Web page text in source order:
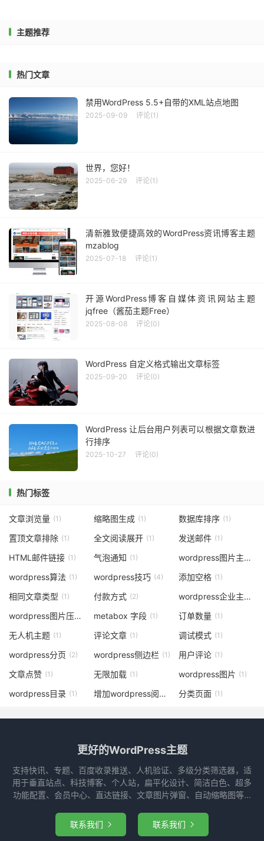
主题推荐
热门文章
禁用WordPress 5.5+自带的XML站点地图
2025-09-09 评论(1)
世界，您好！
2025-06-29 评论(1)
清新雅致便捷高效的WordPress资讯博客主题
mzablog
2025-07-18 评论(1)
开源WordPress博客自媒体资讯网站主题
jqfree（酱茄主题Free）
2025-08-08 评论(0)
WordPress 自定义格式输出文章标签
2025-09-20 评论(0)
WordPress 让后台用户列表可以根据文章数进
行排序
2025-10-27 评论(0)
热门标签
文章浏览量 (1) 缩略图生成 (1) 数据库排序 (1)
置顶文章排除 (1) 全文阅读展开 (1) 发送邮件 (1)
HTML邮件链接 (1) 气泡通知 (1) wordpress图片主题
wordpress算法 (1) wordpress技巧 (4) 添加空格 (1)
相同文章类型 (1) 付款方式 (2) wordpress企业主题
wordpress图片压缩 metabox 字段 (1) 订单数量 (1)
无人机主题 (1) 评论文章 (1) 调试模式 (1)
wordpress分页 (2) wordpress侧边栏 (1) 用户评论 (1)
文章点赞 (1) 无限加载 (1) wordpress图片 (1)
wordpress目录 (1) 增加wordpress阅读量 (1)
分类页面 (1)
更好的WordPress主题
支持快讯、专题、百度收录推送、人机验证、多级分类筛选器，适
用于垂直站点、科技博客、个人站，扁平化设计、简洁白色、超多
功能配置、会员中心、直达链接、文章图片弹窗、自动缩略图等...
联系我们  联系我们 